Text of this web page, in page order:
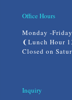
Office Hours
Monday -
❨Lunch Hour
Closed on
Inquiry